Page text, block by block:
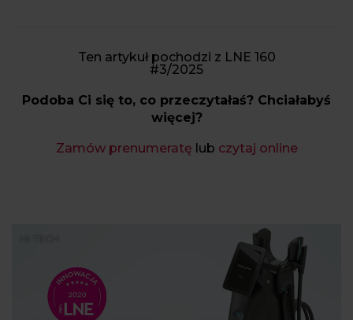
Ten artykuł pochodzi z LNE 160
#3/2025
Podoba Ci się to, co przeczytałaś? Chciałabyś
więcej?
Zamów prenumeratę lub czytaj online